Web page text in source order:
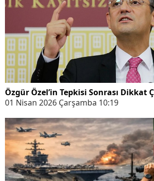
Özgür Özel’in Tepkisi Sonrası Dikkat
01 Nisan 2026 Çarşamba 10:19